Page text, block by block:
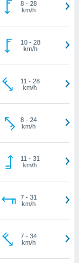
8- 28
km/h
10- 28
km/h
11 - 28
km/h
8- 24
km/h
11 - 31
km/h
7- 31
km/h
7- 34
km/h